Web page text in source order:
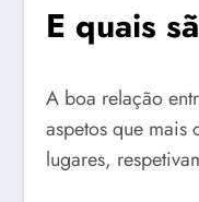
E quais
A boa relação
aspetos que
lugares,